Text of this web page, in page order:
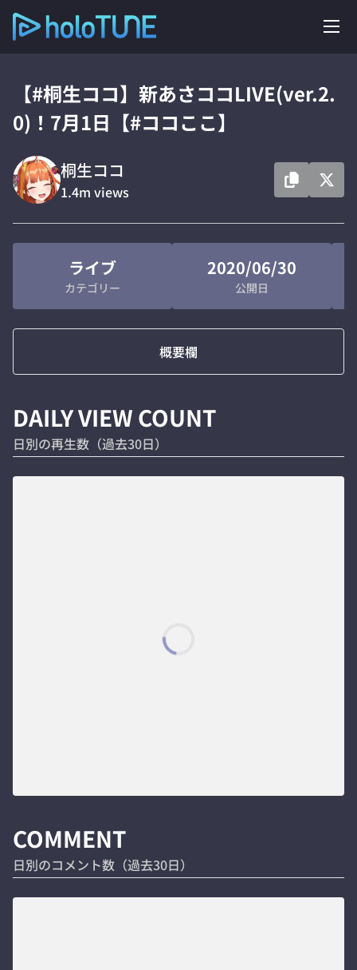
【#桐生ココ】新あさココLIVE(ver.2.
0)！7月1日【#ココここ】
桐生ココ
1.4m views
ライブ
カテゴリー
2020/06/30
公開日
概要欄
DAILY VIEW COUNT
日別の再生数（過去30日）
COMMENT
日別のコメント数（過去30日）